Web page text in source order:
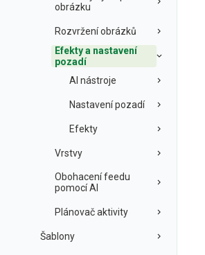
obrázku
Rozvržení obrázků
Efekty a nastavení
pozadí
AI nástroje
Nastavení pozadí
Efekty
Vrstvy
Obohacení feedu
pomocí AI
Plánovač aktivity
Šablony